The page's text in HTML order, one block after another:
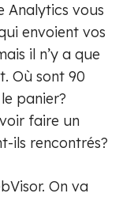
Analytics vous
envoient vos
il n’y a que
Où sont 90
panier?
faire un
ils rencontrés?
On va